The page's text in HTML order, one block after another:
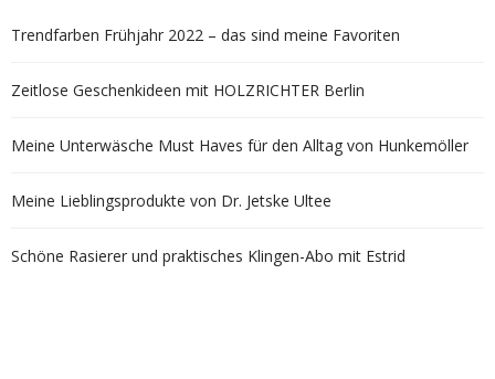
Trendfarben Frühjahr 2022 – das sind meine Favoriten
Zeitlose Geschenkideen mit HOLZRICHTER Berlin
Meine Unterwäsche Must Haves für den Alltag von Hunkemöller
Meine Lieblingsprodukte von Dr. Jetske Ultee
Schöne Rasierer und praktisches Klingen-Abo mit Estrid